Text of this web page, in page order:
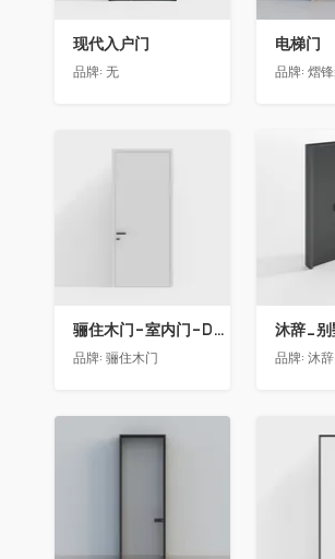
现代入户门
品牌: 无
电梯门
品牌: 熠
骊住木门-室内门-DAA静音门-YY漆白色-方形把手
品牌: 骊住木门 品牌: 沐辞
收藏 收藏